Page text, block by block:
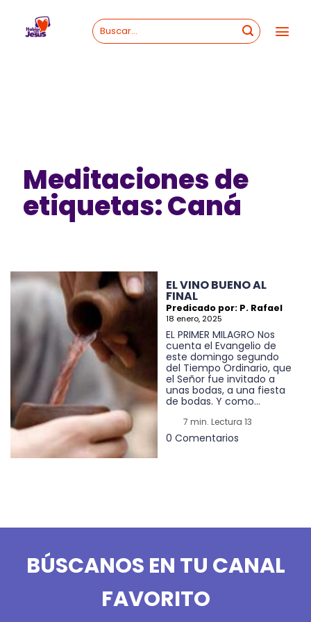
content
Meditaciones de
etiquetas: Caná
EL VINO BUENO AL
FINAL
Predicado por: P. Rafael
18 enero, 2025
EL PRIMER MILAGRO Nos
cuenta el Evangelio de
este domingo segundo
del Tiempo Ordinario, que
el Señor fue invitado a
unas bodas, a una fiesta
de bodas. Y como...
7 min. Lectura 13
0 Comentarios
BÚSCANOS EN TU CANAL
FAVORITO